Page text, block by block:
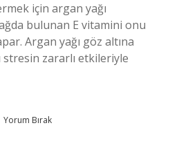
için argan yağı
bulunan E vitamini onu
Argan yağı göz altına
zararlı etkileriyle
Yorum Bırak